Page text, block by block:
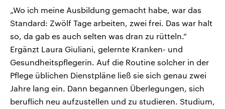
„Wo ich meine Ausbildung gemacht habe, war das
Standard: Zwölf Tage arbeiten, zwei frei. Das war halt
so, da gab es auch selten was dran zu rütteln.“
Ergänzt Laura Giuliani, gelernte Kranken- und
Gesundheitspflegerin. Auf die Routine solcher in der
Pflege üblichen Dienstpläne ließ sie sich genau zwei
Jahre lang ein. Dann begannen Überlegungen, sich
beruflich neu aufzustellen und zu studieren. Studium,